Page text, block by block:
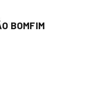
BOMFIM